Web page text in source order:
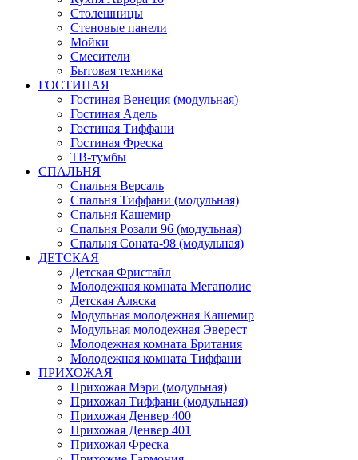
Столешницы
Стеновые панели
Мойки
Смесители
Бытовая техника
ГОСТИНАЯ
Гостиная Венеция (модульная)
Гостиная Адель
Гостиная Тиффани
Гостиная Фреска
ТВ-тумбы
СПАЛЬНЯ
Спальня Версаль
Спальня Тиффани (модульная)
Спальня Кашемир
Спальня Розали 96 (модульная)
Спальня Соната-98 (модульная)
ДЕТСКАЯ
Детская Фристайл
Молодежная комната Мегаполис
Детская Аляска
Модульная молодежная Кашемир
Модульная молодежная Эверест
Молодежная комната Британия
Молодежная комната Тиффани
ПРИХОЖАЯ
Прихожая Мэри (модульная)
Прихожая Тиффани (модульная)
Прихожая Денвер 400
Прихожая Денвер 401
Прихожая Фреска